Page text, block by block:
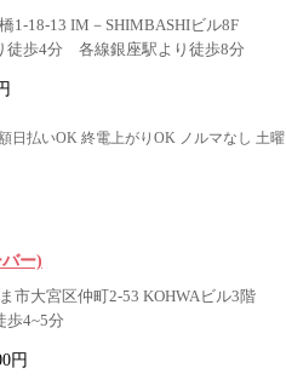
1-18-13 IM－SHIMBASHIビル8F
徒歩4分 各線銀座駅より徒歩8分
日払いOK 終電上がりOK ノルマなし 土
ー)
市大宮区仲町2-53 KOHWAビル3階
歩4~5分
円